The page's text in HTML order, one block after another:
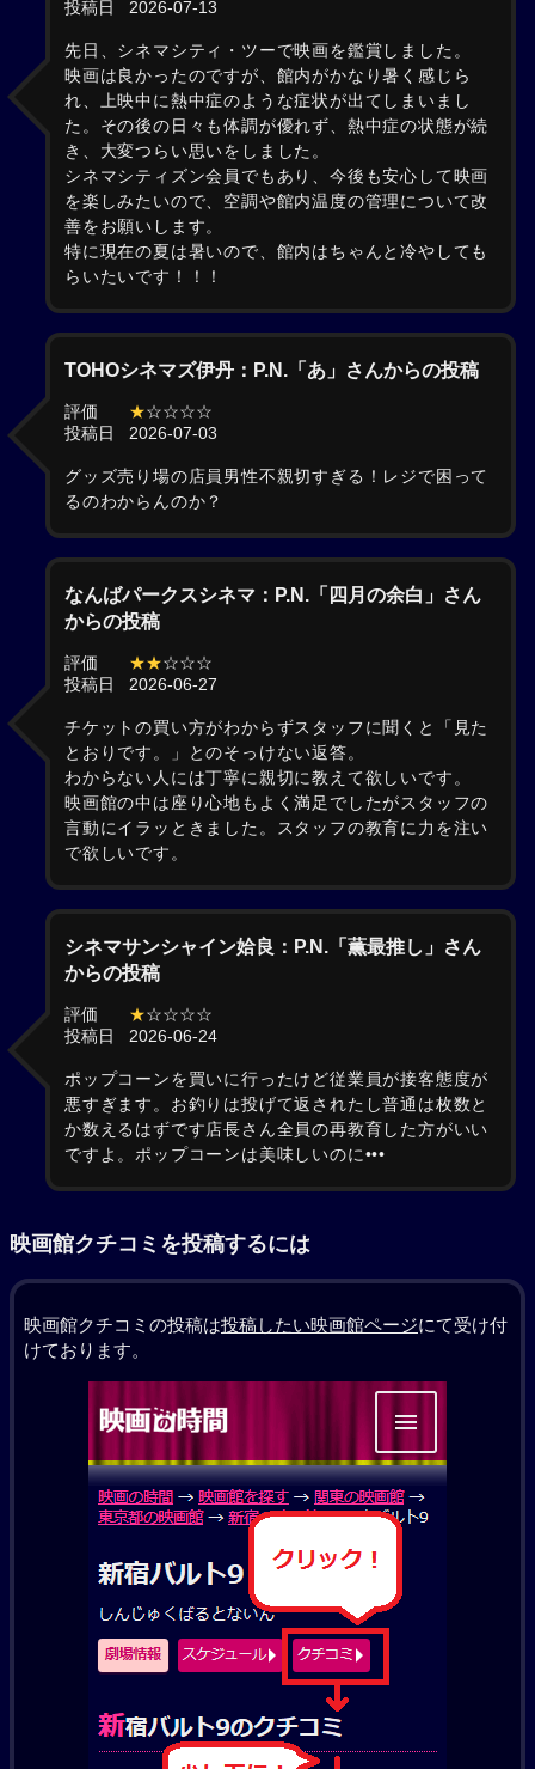
投稿日 2026-07-13
先日、シネマシティ・ツーで映画を鑑賞しました。
映画は良かったのですが、館内がかなり暑く感じら
れ、上映中に熱中症のような症状が出てしまいまし
た。その後の日々も体調が優れず、熱中症の状態が続
き、大変つらい思いをしました。
シネマシティズン会員でもあり、今後も安心して映画
を楽しみたいので、空調や館内温度の管理について改
善をお願いします。
特に現在の夏は暑いので、館内はちゃんと冷やしても
らいたいです！！！
TOHOシネマズ伊丹：P.N.「あ」さんからの投稿
評価 ★☆☆☆☆
投稿日
2026-07-03
グッズ売り場の店員男性不親切すぎる！レジで困って
るのわからんのか？
なんばパークスシネマ：P.N.「四月の余白」さん
からの投稿
評価 ★★☆☆☆
投稿日
2026-06-27
チケットの買い方がわからずスタッフに聞くと「見た
とおりです。」とのそっけない返答。
わからない人には丁寧に親切に教えて欲しいです。
映画館の中は座り心地もよく満足でしたがスタッフの
言動にイラッときました。スタッフの教育に力を注い
で欲しいです。
シネマサンシャイン姶良：P.N.「薫最推し」さん
からの投稿
評価 ★☆☆☆☆
投稿日
2026-06-24
ポップコーンを買いに行ったけど従業員が接客態度が
悪すぎます。お釣りは投げて返されたし普通は枚数と
か数えるはずです店長さん全員の再教育した方がいい
ですよ。ポップコーンは美味しいのに•••
映画館クチコミを投稿するには
映画館クチコミの投稿は投稿したい映画館ページにて受け付
けております。